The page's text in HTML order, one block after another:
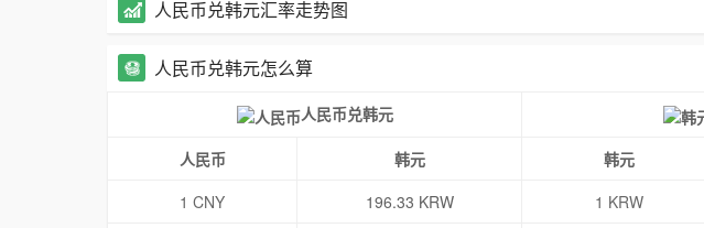
人民币兑韩元汇率走势图
人民币兑韩元怎么算
人民币兑韩元
人民币 韩元 韩元
1 CNY
196.33 KRW 1 KRW